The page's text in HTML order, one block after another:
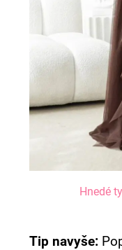
Hnedé
Tip navyše: